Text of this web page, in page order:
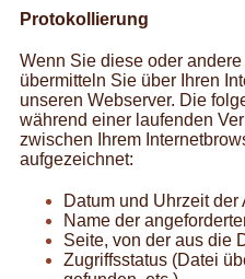
Protokollierung
Wenn Sie diese oder
übermitteln Sie über Ihren
unseren Webserver. Die
während einer laufenden
zwischen Ihrem
aufgezeichnet:
Datum und Uhrzeit der
Name der
Seite, von der aus die
Zugriffsstatus (Datei